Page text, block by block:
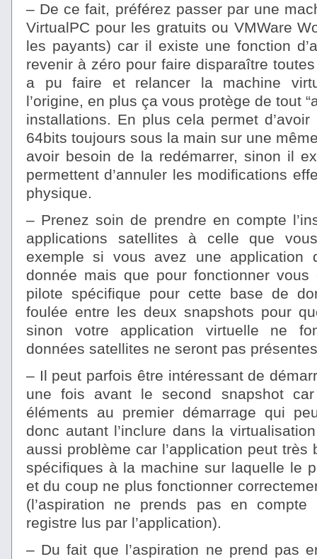
– De ce fait, préférez passer par une
VirtualPC pour les gratuits ou VMWare
les payants) car il existe une fonction
revenir à zéro pour faire disparaître
a pu faire et relancer la machine
l’origine, en plus ça vous protège de tout
installations. En plus cela permet
64bits toujours sous la main sur une
avoir besoin de la redémarrer, sinon il
permettent d’annuler les modifications
physique.
– Prenez soin de prendre en compte
applications satellites à celle que
exemple si vous avez une application
donnée mais que pour fonctionner
pilote spécifique pour cette base de
foulée entre les deux snapshots pour
sinon votre application virtuelle ne
données satellites ne seront pas
– Il peut parfois être intéressant de
une fois avant le second snapshot
éléments au premier démarrage qui
donc autant l’inclure dans la
aussi problème car l’application peut très
spécifiques à la machine sur laquelle le
et du coup ne plus fonctionner
(l’aspiration ne prends pas en
registre lus par l’application).
– Du fait que l’aspiration ne prend pas